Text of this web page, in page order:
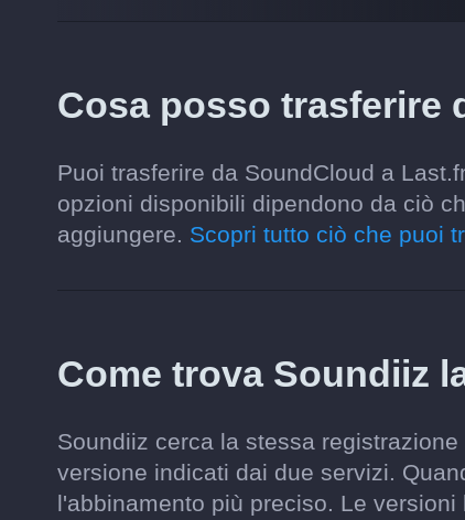
Cosa posso trasferire
Puoi trasferire da SoundCloud a
opzioni disponibili dipendono da ciò
aggiungere. Scopri tutto ciò che puoi
Come trova Soundiiz
Soundiiz cerca la stessa
versione indicati dai due servizi.
l'abbinamento più preciso. Le